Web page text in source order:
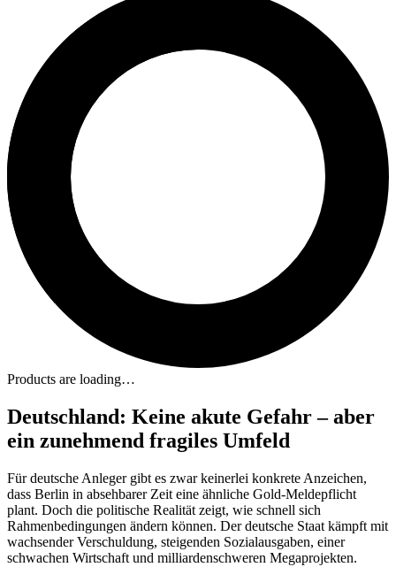
Products are loading…
Deutschland: Keine akute Gefahr – aber
ein zunehmend fragiles Umfeld
Für deutsche Anleger gibt es zwar keinerlei konkrete Anzeichen,
dass Berlin in absehbarer Zeit eine ähnliche Gold-Meldepflicht
plant. Doch die politische Realität zeigt, wie schnell sich
Rahmenbedingungen ändern können. Der deutsche Staat kämpft mit
wachsender Verschuldung, steigenden Sozialausgaben, einer
schwachen Wirtschaft und milliardenschweren Megaprojekten.